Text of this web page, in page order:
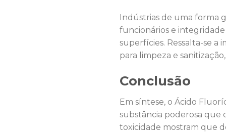
Indústrias de uma forma
funcionários e
superfícies. Ressalta-se
para limpeza e
Conclusão
Em síntese, o Ácido
substância poderosa que
toxicidade mostram que